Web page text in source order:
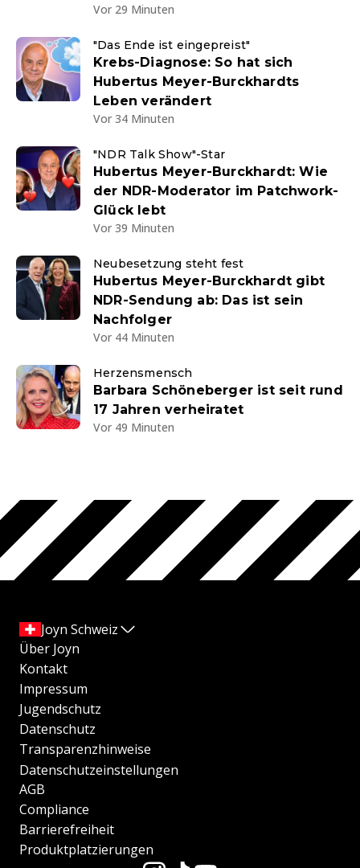
Vor 29 Minuten
"Das Ende ist eingepreist"
Krebs-Diagnose: So hat sich
Hubertus Meyer-Burckhardts
Leben verändert
Vor 34 Minuten
"NDR Talk Show"-Star
Hubertus Meyer-Burckhardt: Wie
der NDR-Moderator im Patchwork-
Glück lebt
Vor 39 Minuten
Neubesetzung steht fest
Hubertus Meyer-Burckhardt gibt
NDR-Sendung ab: Das ist sein
Nachfolger
Vor 44 Minuten
Herzensmensch
Barbara Schöneberger ist seit rund
17 Jahren verheiratet
Vor 49 Minuten
Joyn Schweiz
Über Joyn
Kontakt
Impressum
Jugendschutz
Datenschutz
Transparenzhinweise
Datenschutzeinstellungen
AGB
Compliance
Barrierefreiheit
Produktplatzierungen